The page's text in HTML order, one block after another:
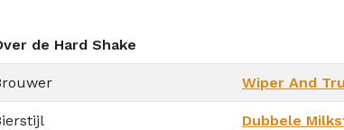
de Hard Shake
Wiper And
Dubbele